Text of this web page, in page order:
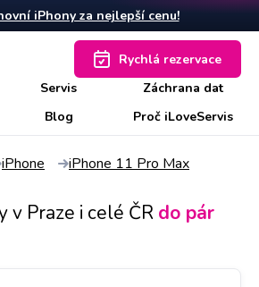
iPhony za nejlepší cenu!
Servis
Záchrana dat
Blog Proč iLoveServis
Rychlá rezervace
iPhone iPhone 11 Pro Max
v Praze i celé ČR do pár